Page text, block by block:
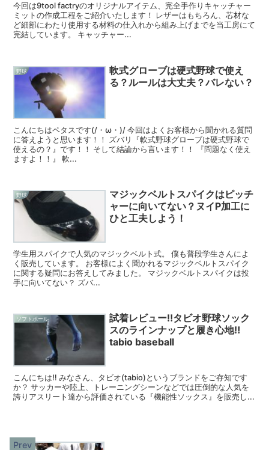
今回は9tool factryのオリジナルアイテム、完全手作りキャッチャー
ミットの作成工程をご紹介いたします！ レザーはもちろん、芯材な
ど細部にわたり使用する材料の仕入れから組み上げまでを当工房にて
完結しています。 キャッチャー...
野球
軟式グローブは硬式野球で使え
る？ルールは大丈夫？バレない？
こんにちはペタスです(/・ω・)/ 今回はよくお客様から聞かれる質問
に答えようと思います！！ ズバリ『軟式野球グローブは硬式野球で
使えるの？』です！！ そして結論から言います！！ 『問題なく使え
ますよ！！』 軟...
野球
マジックベルトスパイクはピッチ
ャーに向いてない？ヌイP加工に
ひと工夫しよう！
学生用スパイクで人気のマジックベルト式。 僕も普段学生さんによ
く販売しています。 お客様によく聞かれるマジックベルトスパイク
に関する疑問にお答えしてみました。 マジックベルトスパイクは投
手に向いてない？ ズバ...
ソフトボール
試着レビュー‼︎タビオ野球ソック
スのラインナップと履き心地‼︎
tabio baseball
こんにちは‼︎ みなさん、タビオ(tabio)というブランドをご存知です
か？ サッカーや陸上、トレーニングシーンなどでは圧倒的な人気を
誇りアスリート達から評価されている『機能性ソックス』を販売し...